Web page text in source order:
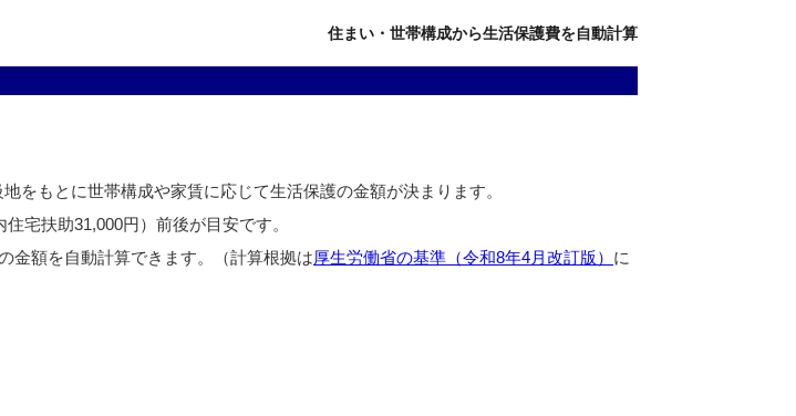
住まい・世帯構成から生活保護費を自動計算
をもとに世帯構成や家賃に応じて生活保護の金額が決まります。
宅扶助31,000円）前後が目安です。
金額を自動計算できます。（計算根拠は厚生労働省の基準（令和8年4月改訂版） に